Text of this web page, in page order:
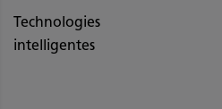
Technologies
intelligentes